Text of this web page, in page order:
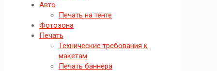
Авто
Печать на тенте
Фотозона
Печать
Технические требования к
макетам
Печать баннера